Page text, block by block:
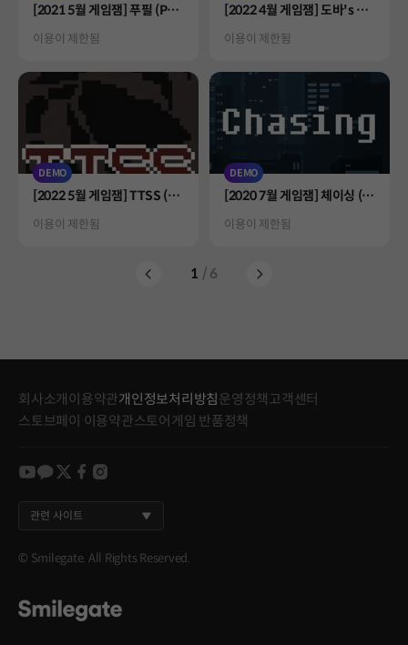
Product
[2021 5월 게임잼] 푸필 (PuP
Status
이용이 제한됨
Product
[2022 4월 게임잼] 도바's 캔
p)
Status
이용이 제한됨
DEMO
Product
[2022 5월 게임잼] TTSS (Ta
Status
이용이 제한됨
DEMO
Product
[2020 7월 게임잼] 체이싱 (C
Status
이용이 제한됨
1 / 6
회사소개이용약관개인정보처리방침 운영정책고객센터
스토브페이 이용약관스토어게임 반품정책
youtube
kakao
twitter
facebook
instagram
관련 사이트
© Smilegate. All Rights Reserved.